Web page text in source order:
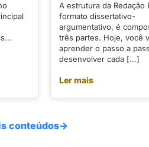
A estrutura da Redação
formato dissertativo-
argumentativo, é
três partes. Hoje, você
aprender o passo a
desenvolver cada [...]
Ler mais
conteúdos→